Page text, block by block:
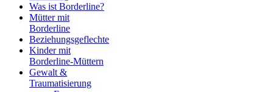
Was ist Borderline?
Mütter mit
Borderline
Beziehungsgeflechte
Kinder mit
Borderline-Müttern
Gewalt &
Traumatisierung